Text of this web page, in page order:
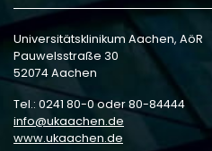
Universitätsklinikum Aachen, AöR
Pauwelsstraße 30
52074 Aachen
Tel.: 0241 80-0 oder 80-84444
info
ukaachen de
www.ukaachen.de